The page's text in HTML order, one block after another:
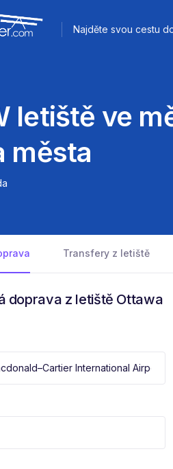
Najděte svou cestu
letiště ve
města
Transfery z letiště
doprava z letiště Ottawa